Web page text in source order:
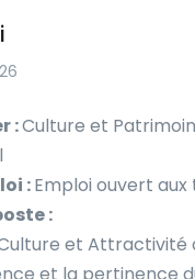
:Culture et
:Emploi ouvert
:
et Attractivité
et la pertinence